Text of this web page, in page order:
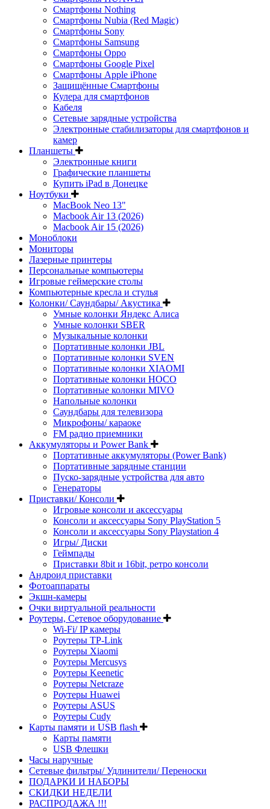
Смартфоны Nothing
Смартфоны Nubia (Red Magic)
Смартфоны Sony
Смартфоны Samsung
Смартфоны Oppo
Смартфоны Google Pixel
Смартфоны Apple iPhone
Защищённые Смартфоны
Кулера для смартфонов
Кабеля
Сетевые зарядные устройства
Электронные стабилизаторы для смартфонов и
камер
Планшеты
Электронные книги
Графические планшеты
Купить iPad в Донецке
Ноутбуки
MacBook Neo 13"
Macbook Air 13 (2026)
Macbook Air 15 (2026)
Моноблоки
Мониторы
Лазерные принтеры
Персональные компьютеры
Игровые геймерские столы
Компьютерные кресла и стулья
Колонки/ Саундбары/ Акустика
Умные колонки Яндекс Алиса
Умные колонки SBER
Музыкальные колонки
Портативные колонки JBL
Портативные колонки SVEN
Портативные колонки XIAOMI
Портативные колонки HOCO
Портативные колонки MIVO
Напольные колонки
Саундбары для телевизора
Микрофоны/ караоке
FM радио приемники
Аккумуляторы и Power Bank
Портативные аккумуляторы (Power Bank)
Портативные зарядные станции
Пуско-зарядные устройства для авто
Генераторы
Приставки/ Консоли
Игровые консоли и аксессуары
Консоли и аксессуары Sony PlayStation 5
Консоли и аксессуары Sony Playstation 4
Игры/ Диски
Геймпады
Приставки 8bit и 16bit, ретро консоли
Андроид приставки
Фотоаппараты
Экшн-камеры
Очки виртуальной реальности
Роутеры, Сетевое оборудование
Wi-Fi/ IP камеры
Роутеры TP-Link
Роутеры Xiaomi
Роутеры Mercusys
Роутеры Keenetic
Роутеры Netcraze
Роутеры Huawei
Роутеры ASUS
Роутеры Cudy
Карты памяти и USB flash
Карты памяти
USB Флешки
Часы наручные
Сетевые фильтры/ Удлинители/ Переноски
ПОДАРКИ И НАБОРЫ
СКИДКИ НЕДЕЛИ
РАСПРОДАЖА !!!